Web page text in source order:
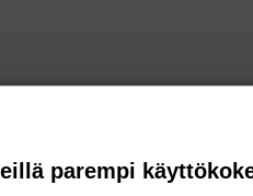
oli 141 lyäntivä =)
parempi